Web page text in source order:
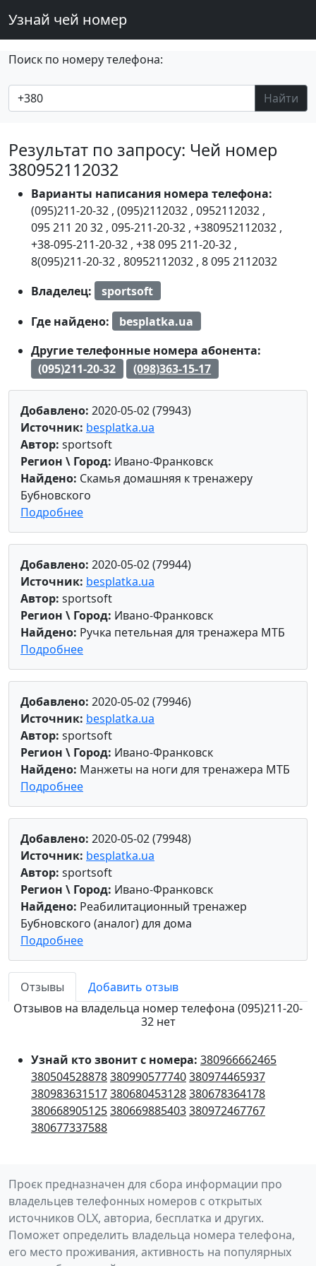
Узнай чей номер
Поиск по номеру телефона:
Найти
Результат по запросу: Чей номер
380952112032
Варианты написания номера телефона:
(095)211-20-32 , (095)2112032 , 0952112032 ,
095 211 20 32 , 095-211-20-32 , +380952112032 ,
+38-095-211-20-32 , +38 095 211-20-32 ,
8(095)211-20-32 , 80952112032 , 8 095 2112032
Владелец:
sportsoft
Где найдено:
besplatka.ua
Другие телефонные номера абонента:
(095)211-20-32
(098)363-15-17
Добавлено: 2020-05-02 (79943)
Источник: besplatka.ua
Автор: sportsoft
Регион \ Город: Ивано-Франковск
Найдено: Скамья домашняя к тренажеру
Бубновского
Подробнее
Добавлено: 2020-05-02 (79944)
Источник: besplatka.ua
Автор: sportsoft
Регион \ Город: Ивано-Франковск
Найдено: Ручка петельная для тренажера МТБ
Подробнее
Добавлено: 2020-05-02 (79946)
Источник: besplatka.ua
Автор: sportsoft
Регион \ Город: Ивано-Франковск
Найдено: Манжеты на ноги для тренажера МТБ
Подробнее
Добавлено: 2020-05-02 (79948)
Источник: besplatka.ua
Автор: sportsoft
Регион \ Город: Ивано-Франковск
Найдено: Реабилитационный тренажер
Бубновского (аналог) для дома
Подробнее
Отзывы
Добавить отзыв
Отзывов на владельца номер телефона (095)211-20-
32 нет
Узнай кто звонит с номера: 380966662465
380504528878380990577740380974465937
380983631517380680453128380678364178
380668905125380669885403380972467767
380677337588
Проєк предназначен для сбора информации про
владельцев телефонных номеров с открытых
источников OLX, авториа, бесплатка и других.
Поможет определить владельца номера телефона,
его место проживания, активность на популярных